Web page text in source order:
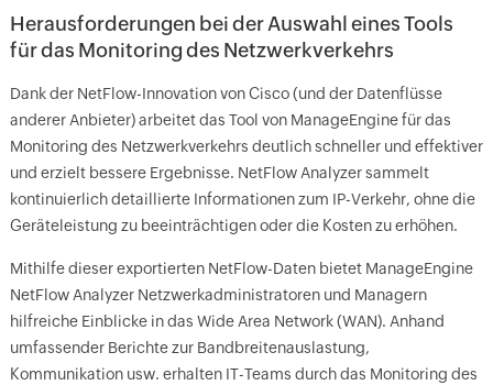
Herausforderungen bei der Auswahl eines Tools
für das Monitoring des Netzwerkverkehrs
Dank der NetFlow-Innovation von Cisco (und der Datenflüsse
anderer Anbieter) arbeitet das Tool von ManageEngine für das
Monitoring des Netzwerkverkehrs deutlich schneller und effektiver
und erzielt bessere Ergebnisse. NetFlow Analyzer sammelt
kontinuierlich detaillierte Informationen zum IP-Verkehr, ohne die
Geräteleistung zu beeinträchtigen oder die Kosten zu erhöhen.
Mithilfe dieser exportierten NetFlow-Daten bietet ManageEngine
NetFlow Analyzer Netzwerkadministratoren und Managern
hilfreiche Einblicke in das Wide Area Network (WAN). Anhand
umfassender Berichte zur Bandbreitenauslastung,
Kommunikation usw. erhalten IT-Teams durch das Monitoring des